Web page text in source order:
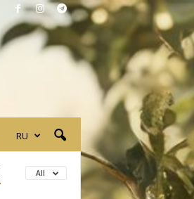
RU
All